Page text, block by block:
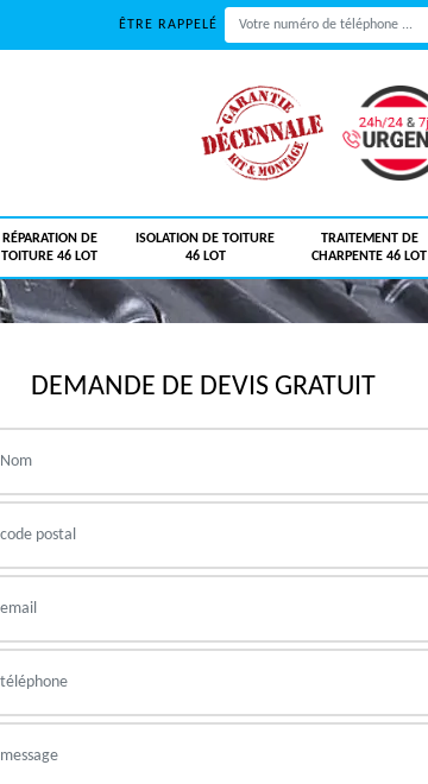
ÊTRE RAPPELÉ
RÉPARATION DE
TOITURE 46 LOT
ISOLATION DE TOITURE
46 LOT
TRAITEMENT DE
CHARPENTE 46 LOT
DEMANDE DE DEVIS GRATUIT